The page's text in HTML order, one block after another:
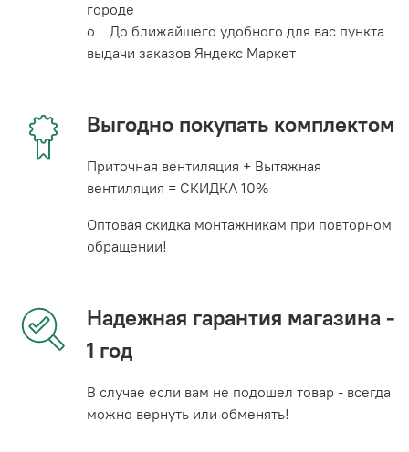
городе
o До ближайшего удобного для вас пункта
выдачи заказов Яндекс Маркет
Выгодно покупать комплектом
Приточная вентиляция + Вытяжная
вентиляция = СКИДКА 10%
Оптовая скидка монтажникам при повторном
обращении!
Надежная гарантия магазина -
1 год
В случае если вам не подошел товар - всегда
можно вернуть или обменять!